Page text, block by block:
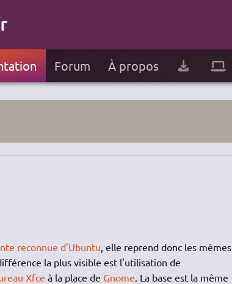
Forum À propos
reconnue d'Ubuntu , elle reprend donc les mêmes
la plus visible est l'utilisation de
Xfce à la place de Gnome . La base est la même